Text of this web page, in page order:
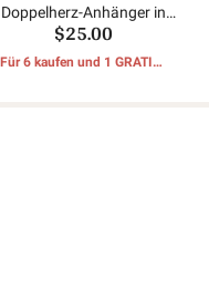
Doppelherz-Anhänger in
runder Form
$25.00
Für 6 kaufen und 1 GRATIS-